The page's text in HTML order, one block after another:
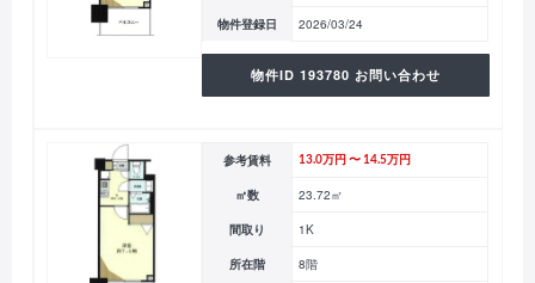
物件登録日 2026/03/24
物件ID 193780 お問い合わせ
参考賃料 13.0万円 〜 14.5万円
㎡数 23.72㎡
間取り 1K
所在階 8階